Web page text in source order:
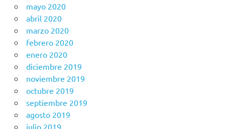
mayo 2020
abril 2020
marzo 2020
febrero 2020
enero 2020
diciembre 2019
noviembre 2019
octubre 2019
septiembre 2019
agosto 2019
julio 2019